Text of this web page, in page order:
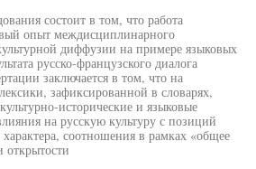
состоит в том, что работа
опыт междисциплинарного
диффузии на примере языковых
русско-французского диалога
заключается в том, что на
зафиксированной в словарях,
исторические и языковые
на русскую культуру с позиций
соотношения в рамках «общее
открытости